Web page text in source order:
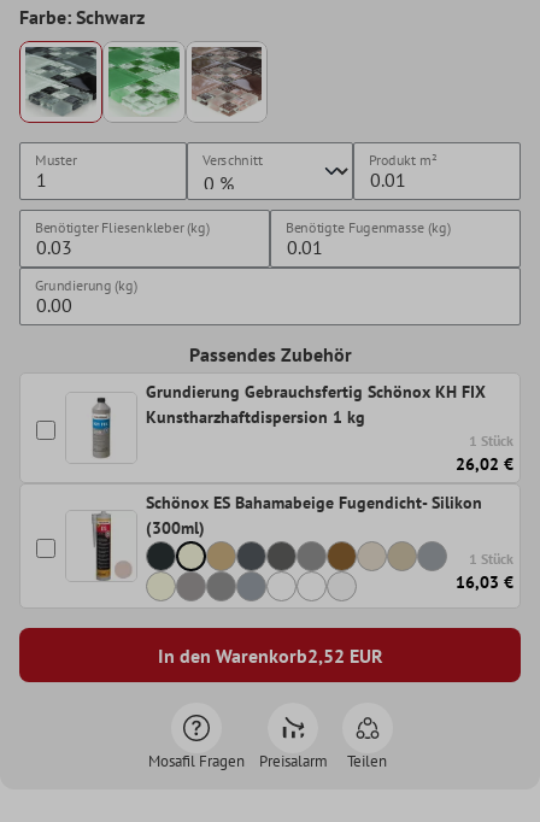
Farbe: Schwarz
Muster Verschnitt Produkt m²
Benötigter Fliesenkleber (kg) Benötigte Fugenmasse (kg)
Grundierung (kg)
Passendes Zubehör
Grundierung Gebrauchsfertig Schönox KH FIX
Kunstharzhaftdispersion 1 kg
1 Stück
26,02 €
Schönox ES Bahamabeige Fugendicht- Silikon
(300ml)
1 Stück
16,03 €
In den Warenkorb2,52 EUR
Mosafil Fragen Preisalarm Teilen